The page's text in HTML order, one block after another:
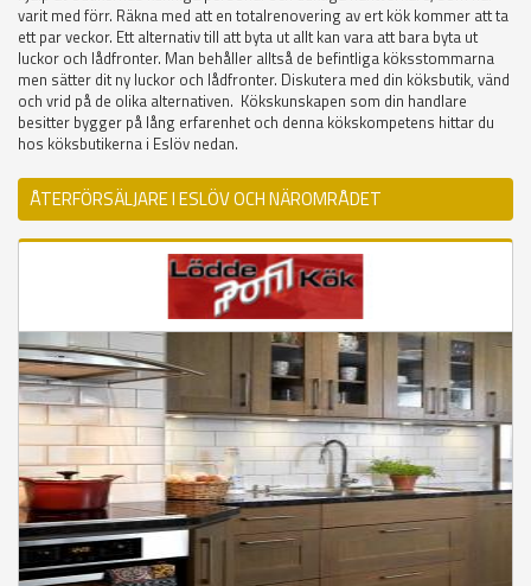
varit med förr. Räkna med att en totalrenovering av ert kök kommer att ta
ett par veckor. Ett alternativ till att byta ut allt kan vara att bara byta ut
luckor och lådfronter. Man behåller alltså de befintliga köksstommarna
men sätter dit ny luckor och lådfronter. Diskutera med din köksbutik, vänd
och vrid på de olika alternativen. Kökskunskapen som din handlare
besitter bygger på lång erfarenhet och denna kökskompetens hittar du
hos köksbutikerna i Eslöv nedan.
ÅTERFÖRSÄLJARE I ESLÖV OCH NÄROMRÅDET